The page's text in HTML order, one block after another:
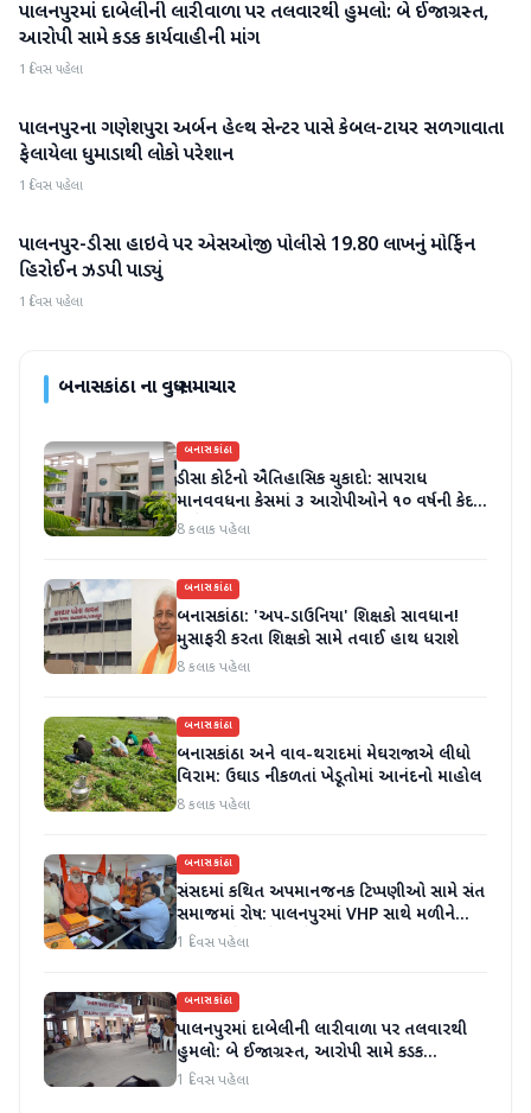
બનાસકાંઠા
પાલનપુરમાં દાબેલીની લારીવાળા પર તલવારથી હુમલો: બે ઈજાગ્રસ્ત,
આરોપી સામે કડક કાર્યવાહીની માંગ
1 દિવસ પહેલા
બનાસકાંઠા
પાલનપુરના ગણેશપુરા અર્બન હેલ્થ સેન્ટર પાસે કેબલ-ટાયર સળગાવાતા
ફેલાયેલા ધુમાડાથી લોકો પરેશાન
1 દિવસ પહેલા
બનાસકાંઠા
પાલનપુર-ડીસા હાઇવે પર એસઓજી પોલીસે 19.80 લાખનું મોર્ફિન
હિરોઈન ઝડપી પાડ્યું
1 દિવસ પહેલા
બનાસકાંઠાના વધુ સમાચાર
બનાસકાંઠા
ડીસા કોર્ટનો ઐતિહાસિક ચુકાદો: સાપરાધ
માનવવધના કેસમાં ૩ આરોપીઓને ૧૦ વર્ષની કેદ
અને ૬ લાખનો દંડ
8 કલાક પહેલા
બનાસકાંઠા
બનાસકાંઠા: 'અપ-ડાઉનિયા' શિક્ષકો સાવધાન!
મુસાફરી કરતા શિક્ષકો સામે તવાઈ હાથ ધરાશે
8 કલાક પહેલા
બનાસકાંઠા
બનાસકાંઠા અને વાવ-થરાદમાં મેઘરાજાએ લીધો
વિરામ: ઉઘાડ નીકળતાં ખેડૂતોમાં આનંદનો માહોલ
8 કલાક પહેલા
બનાસકાંઠા
સંસદમાં કથિત અપમાનજનક ટિપ્પણીઓ સામે સંત
સમાજમાં રોષ: પાલનપુરમાં VHP સાથે મળીને
અધિક કલેક્ટરને આવેદનપત્ર આપ્યું
1 દિવસ પહેલા
બનાસકાંઠા
પાલનપુરમાં દાબેલીની લારીવાળા પર તલવારથી
હુમલો: બે ઈજાગ્રસ્ત, આરોપી સામે કડક
કાર્યવાહીની માંગ
1 દિવસ પહેલા